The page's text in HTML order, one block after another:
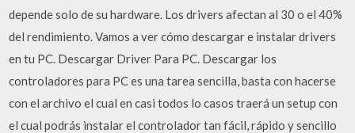
depende solo de su hardware. Los drivers afectan al 30 o el 40%
del rendimiento. Vamos a ver cómo descargar e instalar drivers
en tu PC. Descargar Driver Para PC. Descargar los
controladores para PC es una tarea sencilla, basta con hacerse
con el archivo el cual en casi todos lo casos traerá un setup con
el cual podrás instalar el controlador tan fácil, rápido y sencillo